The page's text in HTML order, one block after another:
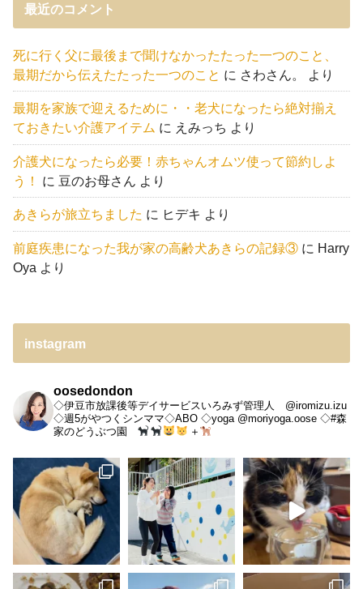
最近のコメント
死に行く父に最後まで聞けなかったたった一つのこと、
最期だから伝えたたった一つのこと に さわさん。 より
最期を家族で迎えるために・・老犬になったら絶対揃え
ておきたい介護アイテム に えみっち より
介護犬になったら必要！赤ちゃんオムツ使って節約しよ
う！
に 豆のお母さん より
あきらが旅立ちました に ヒデキ より
前庭疾患になった我が家の高齢犬あきらの記録③ に Harry
Oya より
instagram
oosedondon
◇伊豆市放課後等デイサービスいろみず管理人 @iromizu.izu
◇週5がやつくシンママ◇ABO ◇yoga @moriyoga.oose ◇#森
家のどうぶつ園
＋